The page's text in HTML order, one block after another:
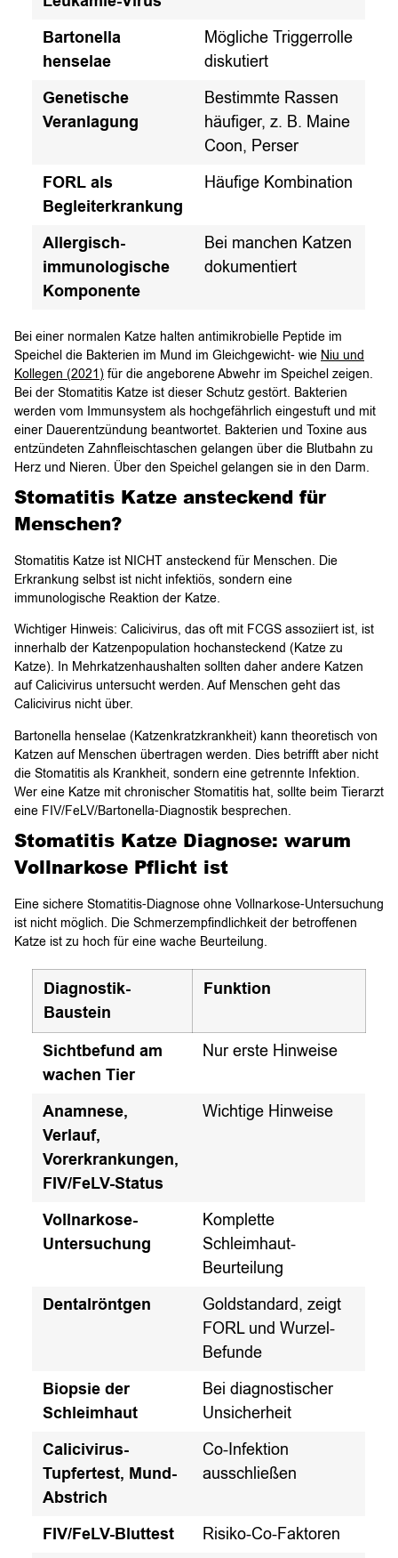
Bartonella
henselae
Mögliche Triggerrolle
diskutiert
Genetische
Veranlagung
Bestimmte Rassen
häufiger, z. B. Maine
Coon, Perser
FORL als
Begleiterkrankung
Häufige Kombination
Allergisch-
immunologische
Komponente
Bei manchen Katzen
dokumentiert
Bei einer normalen Katze halten antimikrobielle Peptide im
Speichel die Bakterien im Mund im Gleichgewicht- wie Niu und
Kollegen (2021) für die angeborene Abwehr im Speichel zeigen.
Bei der Stomatitis Katze ist dieser Schutz gestört. Bakterien
werden vom Immunsystem als hochgefährlich eingestuft und mit
einer Dauerentzündung beantwortet. Bakterien und Toxine aus
entzündeten Zahnfleischtaschen gelangen über die Blutbahn zu
Herz und Nieren. Über den Speichel gelangen sie in den Darm.
Stomatitis Katze ansteckend für
Menschen?
Stomatitis Katze ist NICHT ansteckend für Menschen. Die
Erkrankung selbst ist nicht infektiös, sondern eine
immunologische Reaktion der Katze.
Wichtiger Hinweis: Calicivirus, das oft mit FCGS assoziiert ist, ist
innerhalb der Katzenpopulation hochansteckend (Katze zu
Katze). In Mehrkatzenhaushalten sollten daher andere Katzen
auf Calicivirus untersucht werden. Auf Menschen geht das
Calicivirus nicht über.
Bartonella henselae (Katzenkratzkrankheit) kann theoretisch von
Katzen auf Menschen übertragen werden. Dies betrifft aber nicht
die Stomatitis als Krankheit, sondern eine getrennte Infektion.
Wer eine Katze mit chronischer Stomatitis hat, sollte beim Tierarzt
eine FIV/FeLV/Bartonella-Diagnostik besprechen.
Stomatitis Katze Diagnose: warum
Vollnarkose Pflicht ist
Eine sichere Stomatitis-Diagnose ohne Vollnarkose-Untersuchung
ist nicht möglich. Die Schmerzempfindlichkeit der betroffenen
Katze ist zu hoch für eine wache Beurteilung.
Diagnostik-
Baustein
Funktion
Sichtbefund am
wachen Tier
Nur erste Hinweise
Anamnese,
Verlauf,
Vorerkrankungen,
FIV/FeLV-Status
Wichtige Hinweise
Vollnarkose-
Untersuchung
Komplette
Schleimhaut-
Beurteilung
Dentalröntgen
Goldstandard, zeigt
FORL und Wurzel-
Befunde
Biopsie der
Schleimhaut
Bei diagnostischer
Unsicherheit
Calicivirus-
Tupfertest, Mund-
Abstrich
Co-Infektion
ausschließen
FIV/FeLV-Bluttest Risiko-Co-Faktoren